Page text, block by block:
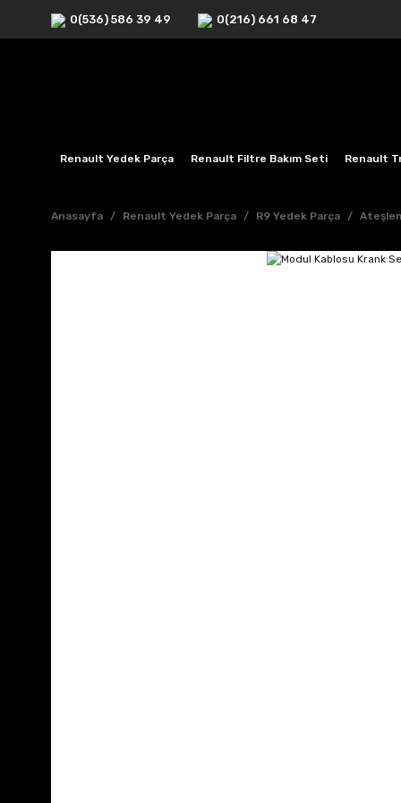
0(536) 586 39 49 0(216) 661 68 47
Renault Yedek Parça Renault Filtre Bakım Seti Renault
Anasayfa Renault Yedek Parça R9 Yedek Parça